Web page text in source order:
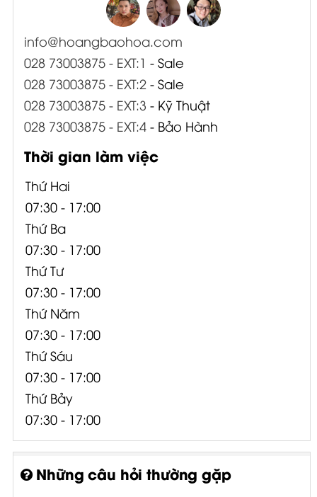
info@hoangbaohoa.com
028 73003875 - EXT:1 - Sale
028 73003875 - EXT:2- Sale
028 73003875 - EXT:3 - Kỹ Thuật
028 73003875 - EXT:4- Bảo Hành
Thời gian làm việc
Thứ Hai
07:30 - 17:00
Thứ Ba
07:30 - 17:00
Thứ Tư
07:30 - 17:00
Thứ Năm
07:30 - 17:00
Thứ Sáu
07:30 - 17:00
Thứ Bảy
07:30 - 17:00
Những câu hỏi thường gặp